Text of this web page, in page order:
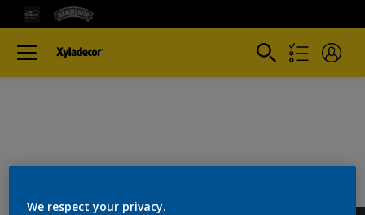
We respect your privacy.